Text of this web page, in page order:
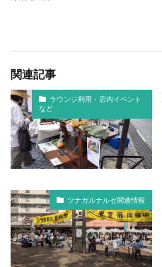
関連記事
ラウンジ利用・店内イベント
など
ツナガルナルセ関連情報